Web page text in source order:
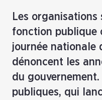
Les
fonction publique
journée nationale
dénoncent les
du
publiques, qui